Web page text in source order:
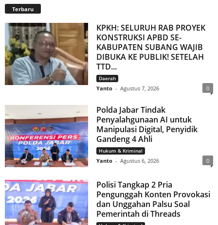
Terbaru
KPKH: SELURUH RAB PROYEK
KONSTRUKSI APBD SE-
KABUPATEN SUBANG WAJIB
DIBUKA KE PUBLIK! SETELAH
TTD...
Daerah
Yanto - Agustus 7, 2026 0
Polda Jabar Tindak
Penyalahgunaan AI untuk
Manipulasi Digital, Penyidik
Gandeng 4 Ahli
Hukum & Kriminal
Yanto - Agustus 6, 2026 0
Polisi Tangkap 2 Pria
Pengunggah Konten Provokasi
dan Unggahan Palsu Soal
Pemerintah di Threads